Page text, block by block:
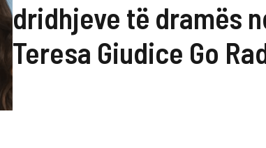
dridhjeve të dramës
Teresa Giudice Go